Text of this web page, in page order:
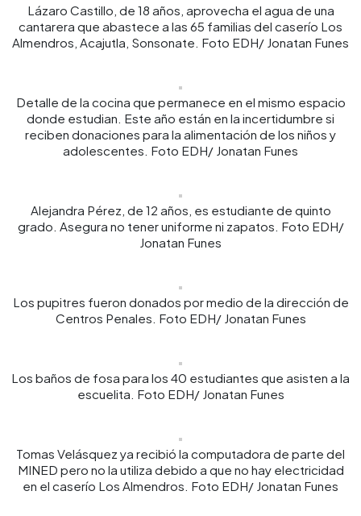
Lázaro Castillo, de 18 años, aprovecha el agua de una
cantarera que abastece a las 65 familias del caserío Los
Almendros, Acajutla, Sonsonate. Foto EDH/ Jonatan Funes
Detalle de la cocina que permanece en el mismo espacio
donde estudian. Este año están en la incertidumbre si
reciben donaciones para la alimentación de los niños y
adolescentes. Foto EDH/ Jonatan Funes
Alejandra Pérez, de 12 años, es estudiante de quinto
grado. Asegura no tener uniforme ni zapatos. Foto EDH/
Jonatan Funes
Los pupitres fueron donados por medio de la dirección de
Centros Penales. Foto EDH/ Jonatan Funes
Los baños de fosa para los 40 estudiantes que asisten a la
escuelita. Foto EDH/ Jonatan Funes
Tomas Velásquez ya recibió la computadora de parte del
MINED pero no la utiliza debido a que no hay electricidad
en el caserío Los Almendros. Foto EDH/ Jonatan Funes